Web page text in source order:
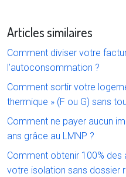
Articles similaires
Comment diviser votre
l’autoconsommation ?
Comment sortir votre
thermique » (F ou G) sans
Comment ne payer aucun
ans grâce au LMNP ?
Comment obtenir 100% des
votre isolation sans dossier